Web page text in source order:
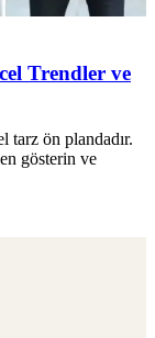
Trendler ve
tarz ön plandadır.
gösterin ve